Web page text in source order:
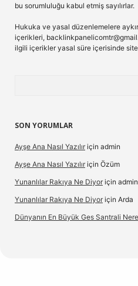
bu sorumluluğu kabul etmiş sayılırlar.
Hukuka ve yasal düzenlemelere
içerikleri,
ilgili içerikler yasal süre içerisinde
SON YORUMLAR
Ayşe Ana Nasıl Yazılır için admin
Ayşe Ana Nasıl Yazılır için Özüm
Yunanlılar Rakıya Ne Diyor için admin
Yunanlılar Rakıya Ne Diyor için Arda
Dünyanın En Büyük Ges Santrali